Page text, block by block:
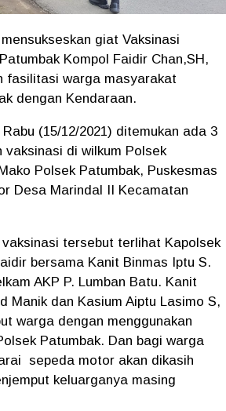
giat Vaksinasi
Kompol Faidir Chan,SH,
fasilitasi warga masyarakat
dengan Kendaraan.
(15/12/2021) ditemukan ada 3
vaksinasi di wilkum Polsek
Polsek Patumbak, Puskesmas
Desa Marindal II Kecamatan
tersebut terlihat Kapolsek
bersama Kanit Binmas Iptu S.
AKP P. Lumban Batu. Kanit
Manik dan Kasium Aiptu Lasimo S,
warga dengan menggunakan
Patumbak. Dan bagi warga
sepeda motor akan dikasih
keluarganya masing